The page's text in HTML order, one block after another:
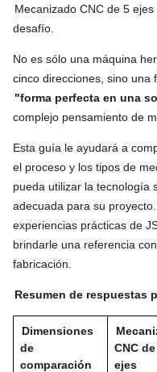
Mecanizado CNC de 5 ejes
desafío.
No es sólo una máquina
cinco direcciones, sino una
"forma perfecta en una
complejo pensamiento de
Esta guía le ayudará a
el proceso y los tipos de
pueda utilizar la tecnología
adecuada para su
experiencias prácticas de
brindarle una referencia
fabricación.
Resumen de respuestas
Dimensiones
de
comparación
CNC
ejes